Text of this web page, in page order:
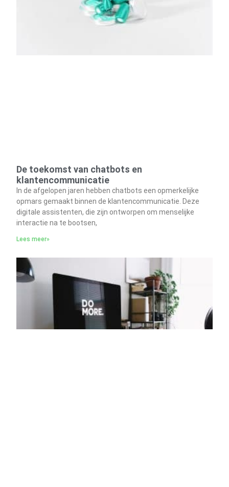
De toekomst van chatbots en
klantencommunicatie
In de afgelopen jaren hebben chatbots een opmerkelijke
opmars gemaakt binnen de klantencommunicatie. Deze
digitale assistenten, die zijn ontworpen om menselijke
interactie na te bootsen,
Lees meer»